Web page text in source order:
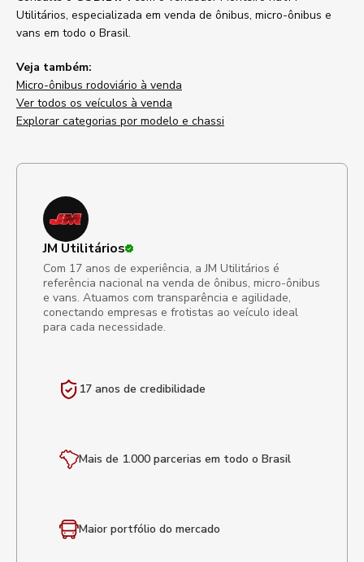
Utilitários, especializada em venda de ônibus, micro-ônibus e
vans em todo o Brasil.
Veja também:
Micro-ônibus rodoviário à venda
Ver todos os veículos à venda
Explorar categorias por modelo e chassi
JM Utilitários
Com 17 anos de experiência, a JM Utilitários é
referência nacional na venda de ônibus, micro-ônibus
e vans. Atuamos com transparência e agilidade,
conectando empresas e frotistas ao veículo ideal
para cada necessidade.
17 anos de credibilidade
Mais de 1.000 parcerias em todo o Brasil
Maior portfólio do mercado